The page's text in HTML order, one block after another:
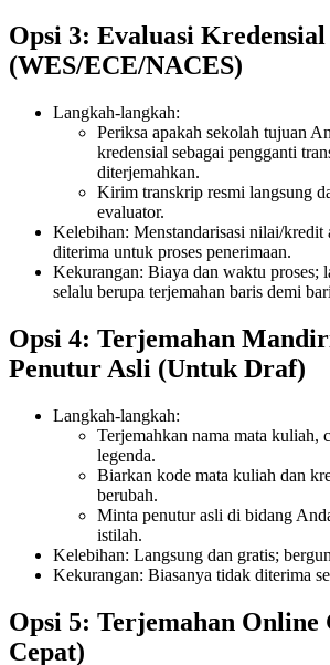
Opsi 3: Evaluasi Kredensial
(WES/ECE/NACES)
Langkah-langkah:
Periksa apakah sekolah tujuan
kredensial sebagai pengganti
diterjemahkan.
Kirim transkrip resmi langsung
evaluator.
Kelebihan: Menstandarisasi nilai/kredit
diterima untuk proses penerimaan.
Kekurangan: Biaya dan waktu proses;
selalu berupa terjemahan baris demi
Opsi 4: Terjemahan
Penutur Asli (Untuk Draf)
Langkah-langkah:
Terjemahkan nama mata kuliah,
legenda.
Biarkan kode mata kuliah dan
berubah.
Minta penutur asli di bidang
istilah.
Kelebihan: Langsung dan gratis;
Kekurangan: Biasanya tidak diterima
Opsi 5: Terjemahan Online
Cepat)